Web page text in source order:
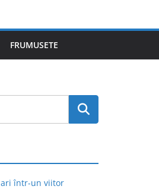
FRUMUSETE
într-un viitor